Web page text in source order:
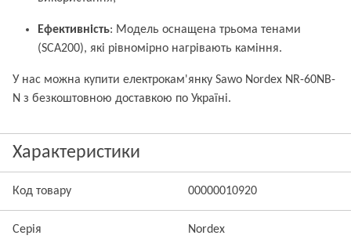
Ефективність: Модель оснащена трьома тенами
(SCA200), які рівномірно нагрівають каміння.
У нас можна купити електрокам'янку Sawo Nordex NR-60NB-
N з безкоштовною доставкою по Україні.
Характеристики
Код товару 00000010920
Серія Nordex